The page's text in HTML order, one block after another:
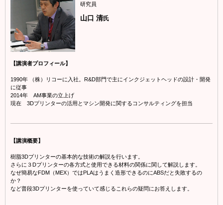
研究員
山口 清氏
【講演者プロフィール】
1990年 （株）リコーに入社。R&D部門で主にインクジェットヘッドの設計・開発
に従事
2014年 AM事業の立上げ
現在 3Dプリンターの活用とマシン開発に関するコンサルティングを担当
【講演概要】
樹脂3Dプリンターの基本的な技術の解説を行います。
さらに３Dプリンターの各方式と使用できる材料の関係に関して解説します。
なぜ簡易なFDM（MEX）ではPLAはうまく造形できるのにABSだと失敗するの
か？
など普段3Dプリンターを使っていて感じるこれらの疑問にお答えします。